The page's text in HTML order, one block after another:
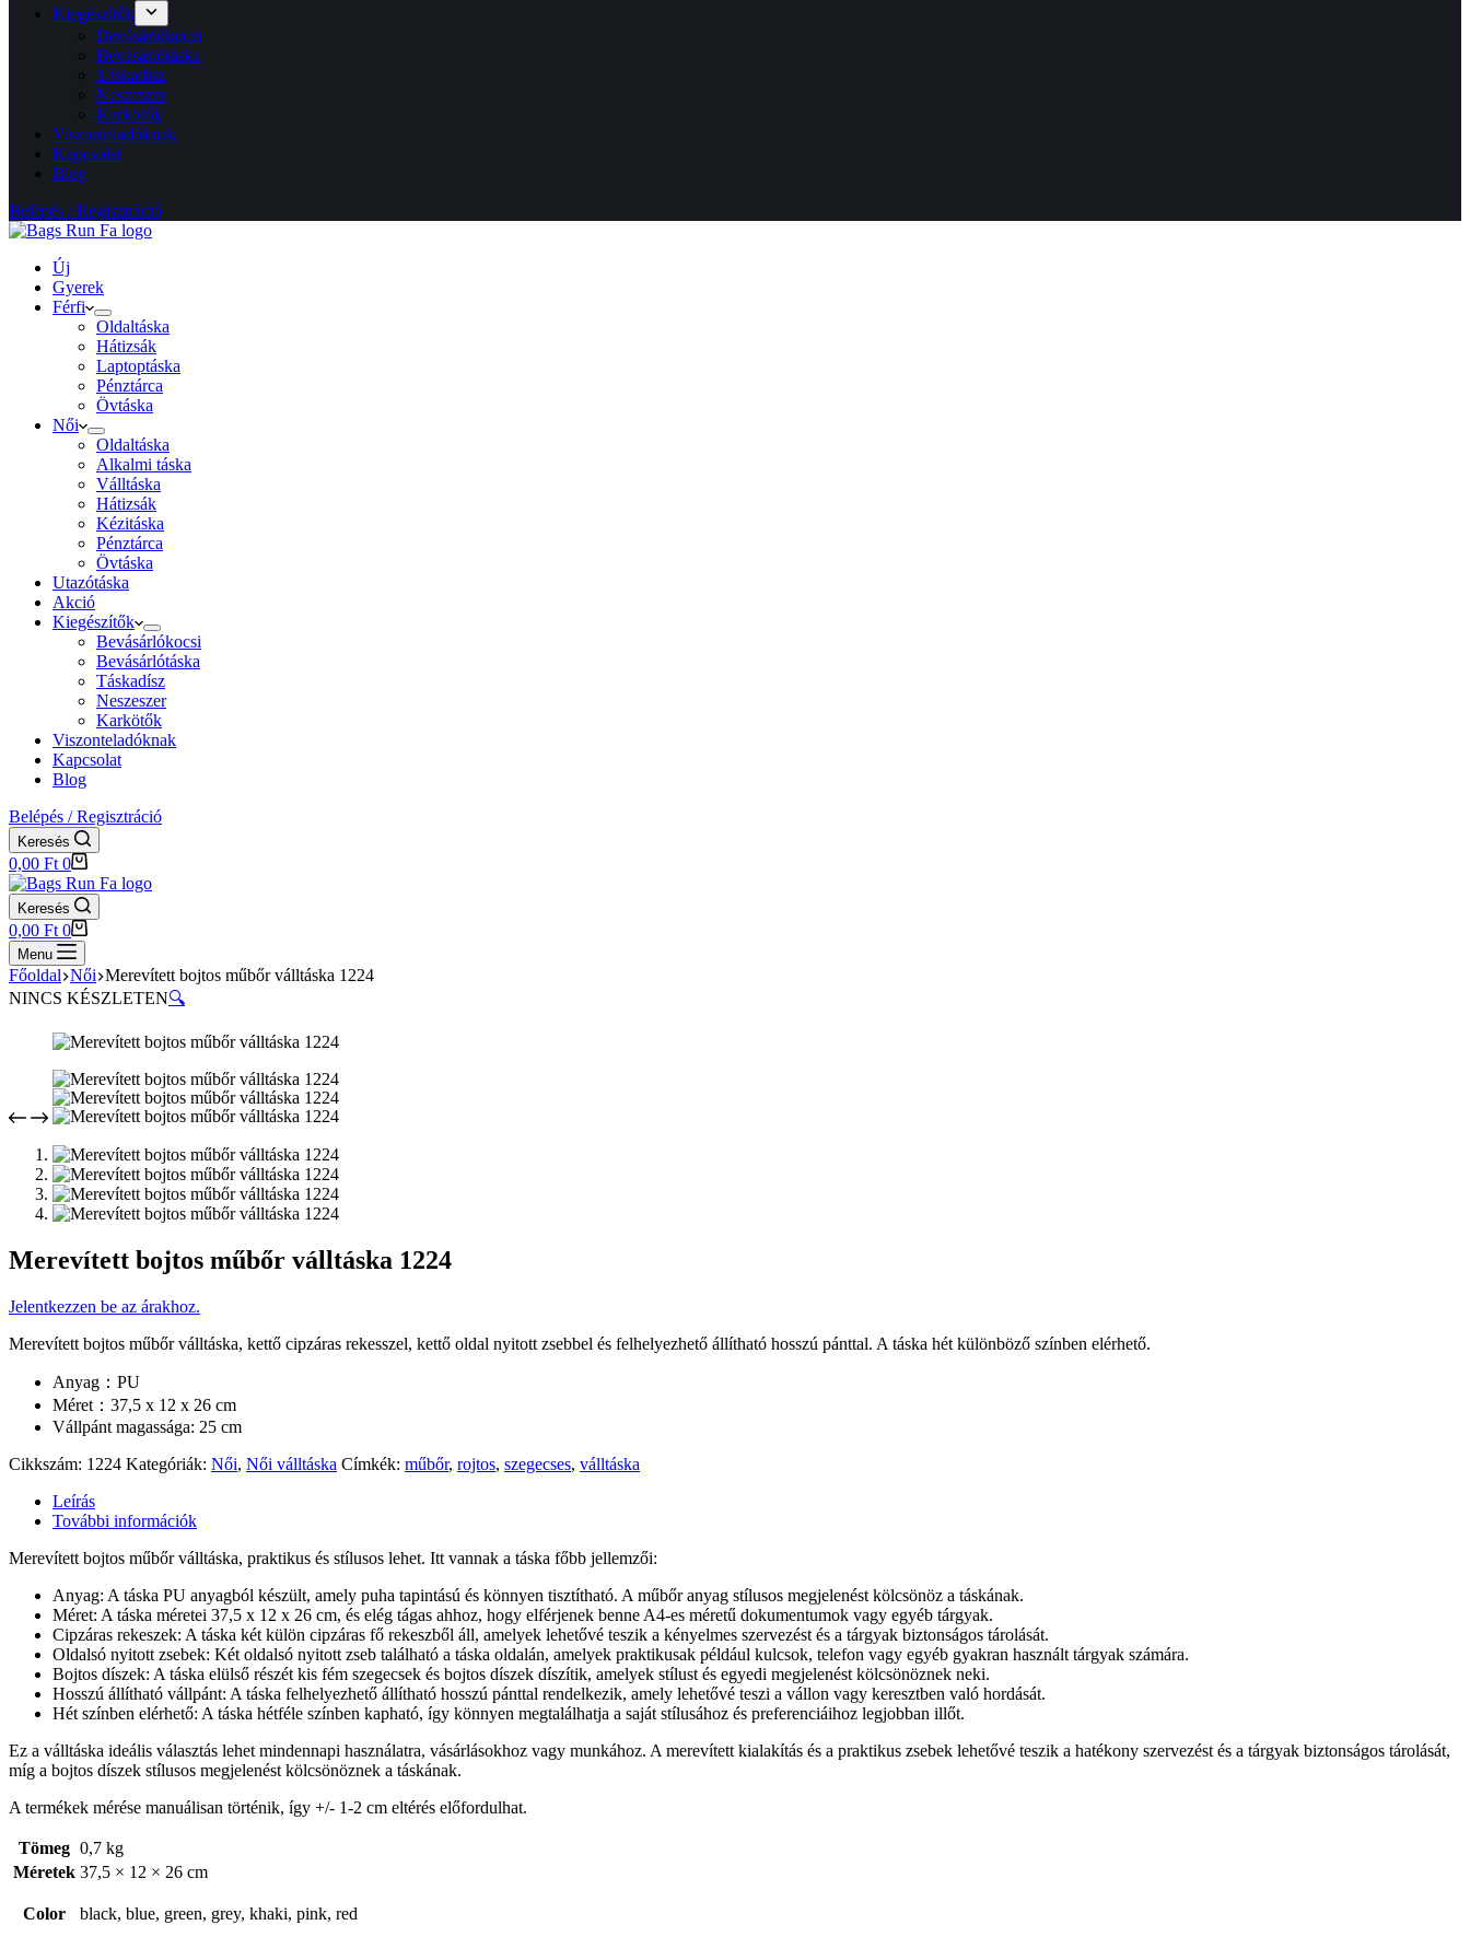
Kiegészítők
Bevásárlókocsi
Bevásárlótáska
Táskadísz
Neszeszer
Karkötők
Viszonteladóknak
Kapcsolat
Blog
Belépés / Regisztráció
Új
Gyerek
Férfi
Oldaltáska
Hátizsák
Laptoptáska
Pénztárca
Övtáska
Női
Oldaltáska
Alkalmi táska
Válltáska
Hátizsák
Kézitáska
Pénztárca
Övtáska
Utazótáska
Akció
Kiegészítők
Bevásárlókocsi
Bevásárlótáska
Táskadísz
Neszeszer
Karkötők
Viszonteladóknak
Kapcsolat
Blog
Belépés / Regisztráció
Keresés
Shopping
cart
0,00 Ft 0
Keresés
Shopping
cart
0,00 Ft 0
Menu
Főoldal Női Merevített bojtos műbőr válltáska 1224
NINCS KÉSZLETEN🔍
Merevített bojtos műbőr válltáska 1224
Jelentkezzen be az árakhoz.
Merevített bojtos műbőr válltáska, kettő cipzáras rekesszel, kettő oldal nyitott zsebbel és felhelyezhető állítható hosszú pánttal. A táska hét különböző színben elérhető.
Anyag：PU
Méret：37,5 x 12 x 26 cm
Vállpánt magassága: 25 cm
Cikkszám: 1224 Kategóriák: Női, Női válltáska Címkék: műbőr, rojtos, szegecses, válltáska
Leírás
További információk
Merevített bojtos műbőr válltáska, praktikus és stílusos lehet. Itt vannak a táska főbb jellemzői:
Anyag: A táska PU anyagból készült, amely puha tapintású és könnyen tisztítható. A műbőr anyag stílusos megjelenést kölcsönöz a táskának.
Méret: A táska méretei 37,5 x 12 x 26 cm, és elég tágas ahhoz, hogy elférjenek benne A4-es méretű dokumentumok vagy egyéb tárgyak.
Cipzáras rekeszek: A táska két külön cipzáras fő rekeszből áll, amelyek lehetővé teszik a kényelmes szervezést és a tárgyak biztonságos tárolását.
Oldalsó nyitott zsebek: Két oldalsó nyitott zseb található a táska oldalán, amelyek praktikusak például kulcsok, telefon vagy egyéb gyakran használt tárgyak számára.
Bojtos díszek: A táska elülső részét kis fém szegecsek és bojtos díszek díszítik, amelyek stílust és egyedi megjelenést kölcsönöznek neki.
Hosszú állítható vállpánt: A táska felhelyezhető állítható hosszú pánttal rendelkezik, amely lehetővé teszi a vállon vagy keresztben való hordását.
Hét színben elérhető: A táska hétféle színben kapható, így könnyen megtalálhatja a saját stílusához és preferenciáihoz legjobban illőt.
Ez a válltáska ideális választás lehet mindennapi használatra, vásárlásokhoz vagy munkához. A merevített kialakítás és a praktikus zsebek lehetővé teszik a hatékony szervezést és a tárgyak biztonságos tárolását,
míg a bojtos díszek stílusos megjelenést kölcsönöznek a táskának.
A termékek mérése manuálisan történik, így +/- 1-2 cm eltérés előfordulhat.
Tömeg 0,7 kg
Méretek 37,5 × 12 × 26 cm
Color black, blue, green, grey, khaki, pink, red